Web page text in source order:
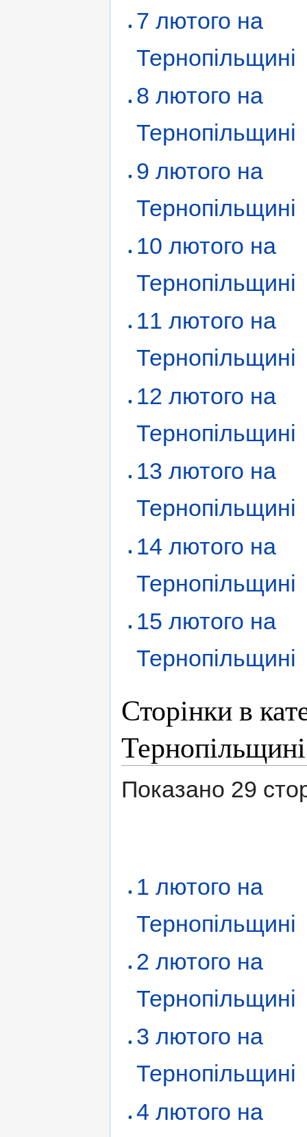
7 лютого на
Тернопільщині
8 лютого на
Тернопільщині
9 лютого на
Тернопільщині
10 лютого на
Тернопільщині
11 лютого на
Тернопільщині
12 лютого на
Тернопільщині
13 лютого на
Тернопільщині
14 лютого на
Тернопільщині
15 лютого на
Тернопільщині
Сторінки в
Показано 29
1 лютого на
Тернопільщині
2 лютого на
Тернопільщині
3 лютого на
Тернопільщині
4 лютого на